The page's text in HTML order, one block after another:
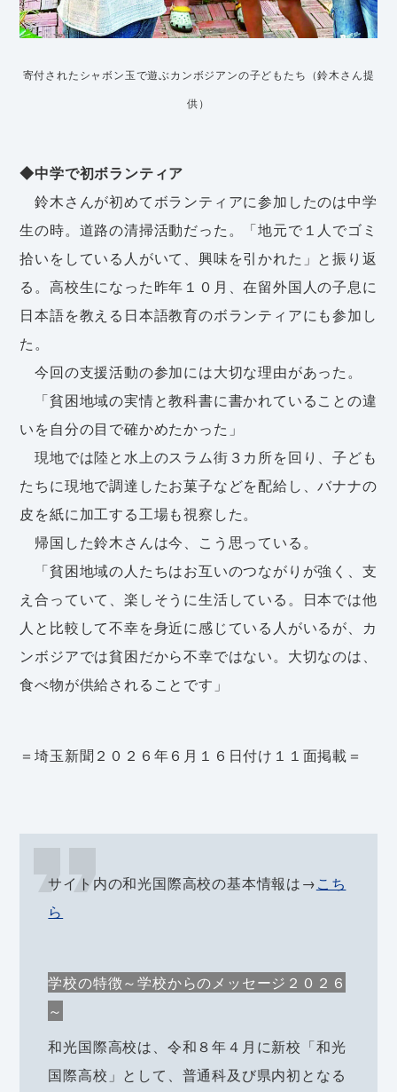
寄付されたシャボン玉で遊ぶカンボジアンの子どもたち（鈴木さん提
供）
◆中学で初ボランティア
鈴木さんが初めてボランティアに参加したのは中学
生の時。道路の清掃活動だった。「地元で１人でゴミ
拾いをしている人がいて、興味を引かれた」と振り返
る。高校生になった昨年１０月、在留外国人の子息に
日本語を教える日本語教育のボランティアにも参加し
た。
今回の支援活動の参加には大切な理由があった。
「貧困地域の実情と教科書に書かれていることの違
いを自分の目で確かめたかった」
現地では陸と水上のスラム街３カ所を回り、子ども
たちに現地で調達したお菓子などを配給し、バナナの
皮を紙に加工する工場も視察した。
帰国した鈴木さんは今、こう思っている。
「貧困地域の人たちはお互いのつながりが強く、支
え合っていて、楽しそうに生活している。日本では他
人と比較して不幸を身近に感じている人がいるが、カ
ンボジアでは貧困だから不幸ではない。大切なのは、
食べ物が供給されることです」
＝埼玉新聞２０２６年６月１６日付け１１面掲載＝
サイト内の和光国際高校の基本情報は→こち
ら
学校の特徴～学校からのメッセージ２０２６
～
和光国際高校は、令和８年４月に新校「和光
国際高校」として、普通科及び県内初となる